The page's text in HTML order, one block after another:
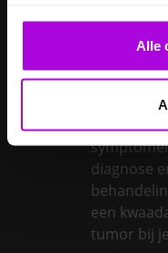
Alle
Je konijn
castreren
Je konijnen
Kanker bij
diagnose
een
tumor bij